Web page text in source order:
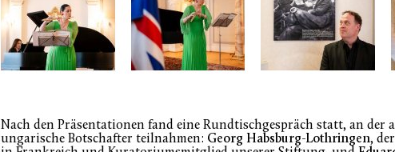
Nach den Präsentationen fand eine Rundtischgespräch statt, an der
ungarische Botschafter teilnahmen: Georg Habsburg-Lothringen,